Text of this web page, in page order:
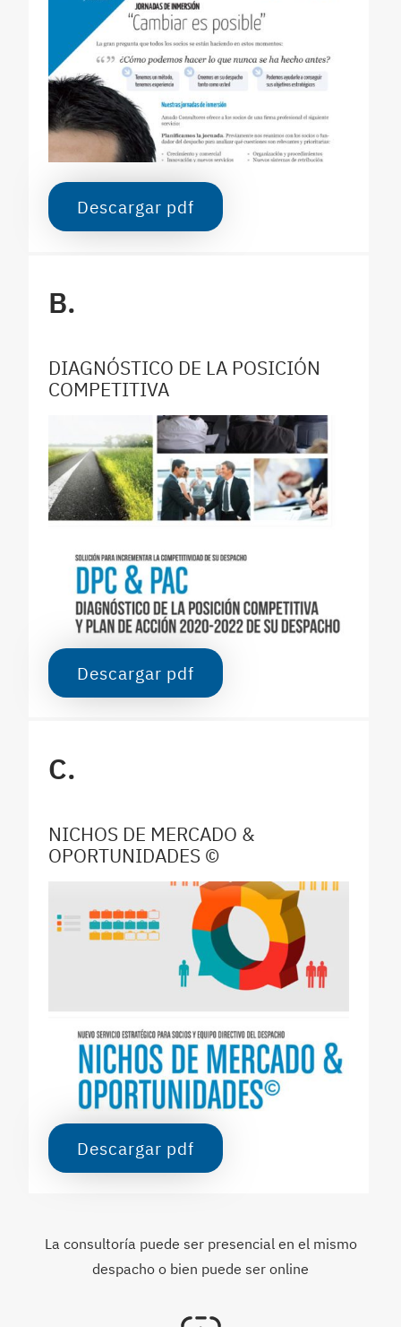
Descargar pdf
B.
DIAGNÓSTICO DE LA POSICIÓN
COMPETITIVA
Descargar pdf
C.
NICHOS DE MERCADO &
OPORTUNIDADES ©
Descargar pdf
La consultoría puede ser presencial en el mismo
despacho o bien puede ser online